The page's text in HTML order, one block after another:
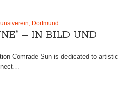
Dortmund
– IN BILD UND
Comrade Sun is dedicated to artistic